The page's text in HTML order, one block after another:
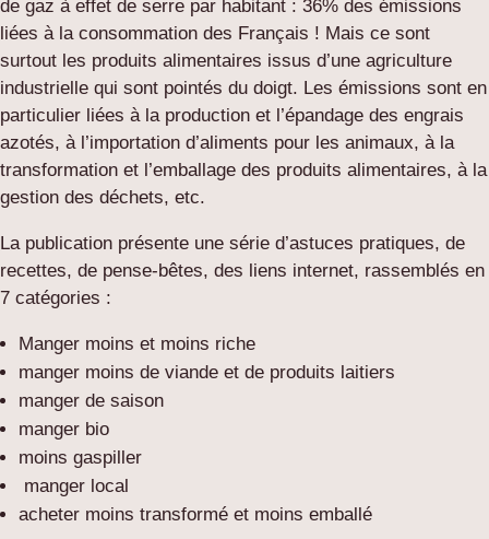
de gaz à effet de serre par habitant : 36% des émissions
liées à la consommation des Français ! Mais ce sont
surtout les produits alimentaires issus d’une agriculture
industrielle qui sont pointés du doigt. Les émissions sont en
particulier liées à la production et l’épandage des engrais
azotés, à l’importation d’aliments pour les animaux, à la
transformation et l’emballage des produits alimentaires, à la
gestion des déchets, etc.
La publication présente une série d’astuces pratiques, de
recettes, de pense-bêtes, des liens internet, rassemblés en
7 catégories :
Manger moins et moins riche
manger moins de viande et de produits laitiers
manger de saison
manger bio
moins gaspiller
manger local
acheter moins transformé et moins emballé